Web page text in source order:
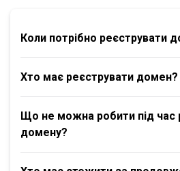
Коли потрібно реєструвати
Хто має реєструвати домен?
Що не можна робити під час
домену?